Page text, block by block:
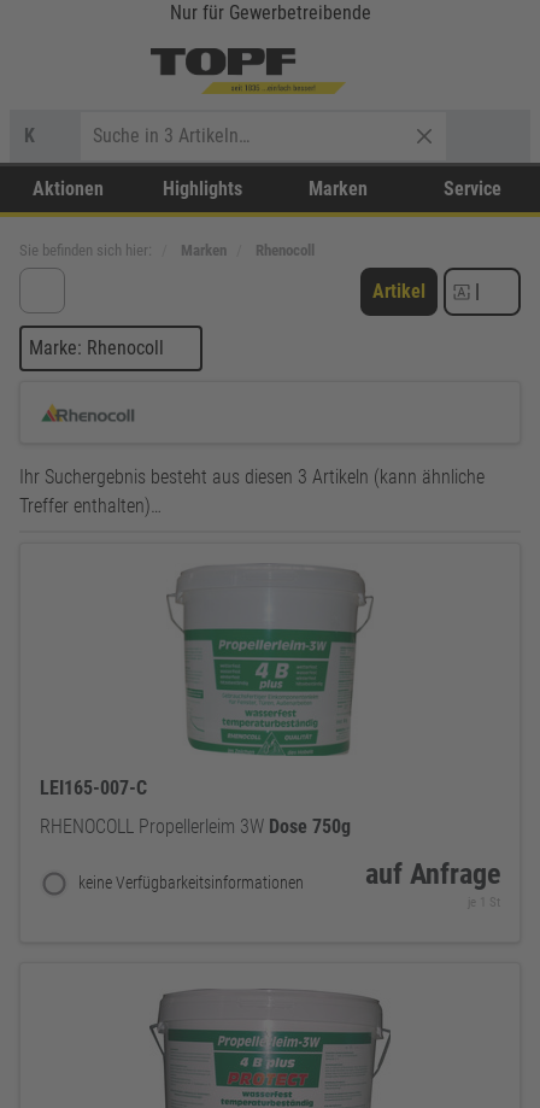
Nur für Gewerbetreibende
K
Aktionen Highlights Marken Service
Sie befinden sich hier: Marken Rhenocoll
Artikel |
Marke: Rhenocoll
Ihr Suchergebnis besteht aus diesen 3 Artikeln (kann ähnliche
Treffer enthalten)…
LEI165-007-C
RHENOCOLL Propellerleim 3W Dose 750g
keine Verfügbarkeitsinformationen auf Anfrage
je 1 St